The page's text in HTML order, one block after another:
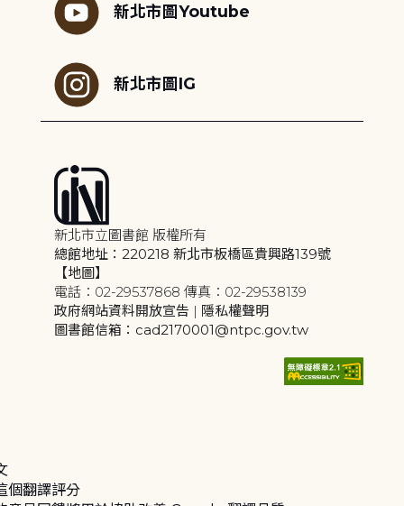
新北市圖Youtube
新北市圖IG
新北市立圖書館 版權所有
總館地址：220218 新北市板橋區貴興路139號
【地圖】
電話：02-29537868 傳真：02-29538139
政府網站資料開放宣告 | 隱私權聲明
圖書館信箱：cad2170001@ntpc.gov.tw
個翻譯評分